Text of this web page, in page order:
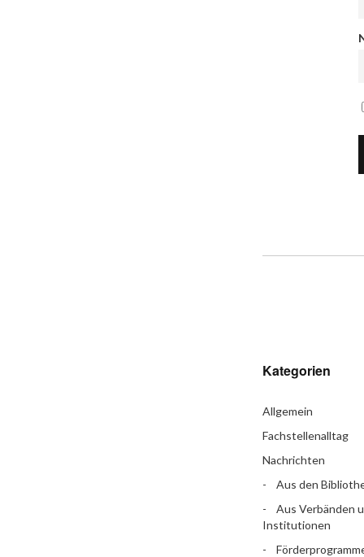
Kategorien
Allgemein
Fachstellenalltag
Nachrichten
Aus den
Aus Verbänden
Institutionen